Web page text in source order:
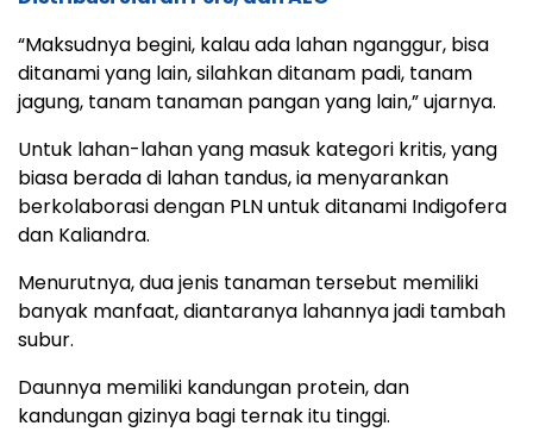
“Maksudnya begini, kalau ada lahan nganggur, bisa
ditanami yang lain, silahkan ditanam padi, tanam
jagung, tanam tanaman pangan yang lain,” ujarnya.
Untuk lahan-lahan yang masuk kategori kritis, yang
biasa berada di lahan tandus, ia menyarankan
berkolaborasi dengan PLN untuk ditanami Indigofera
dan Kaliandra.
Menurutnya, dua jenis tanaman tersebut memiliki
banyak manfaat, diantaranya lahannya jadi tambah
subur.
Daunnya memiliki kandungan protein, dan
kandungan gizinya bagi ternak itu tinggi.